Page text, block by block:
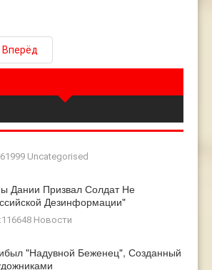
Вперёд
Uncategorised
Дании Призвал Солдат Не
Дезинформации"
Новости
"Надувной Беженец", Созданный